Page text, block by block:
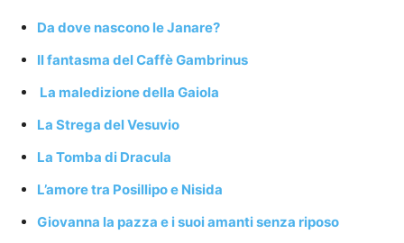
Da dove nascono le Janare?
Il fantasma del Caffè Gambrinus
La maledizione della Gaiola
La Strega del Vesuvio
La Tomba di Dracula
L’amore tra Posillipo e Nisida
Giovanna la pazza e i suoi amanti senza riposo